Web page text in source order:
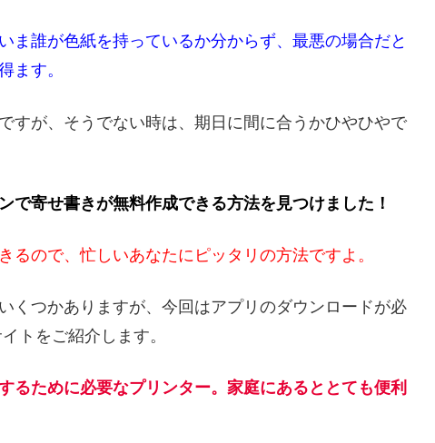
ま誰が色紙を持っているか分からず、最悪の場合だと
ます。
すが、そうでない時は、期日に間に合うかひやひやで
で寄せ書きが無料作成できる方法を見つけました！
ので、忙しいあなたにピッタリの方法ですよ。
くつかありますが、今回はアプリのダウンロードが必
トをご紹介します。
るために必要なプリンター。家庭にあるととても便利